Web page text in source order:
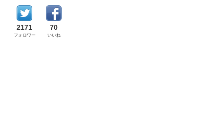
2171
フォロワー
70
いいね